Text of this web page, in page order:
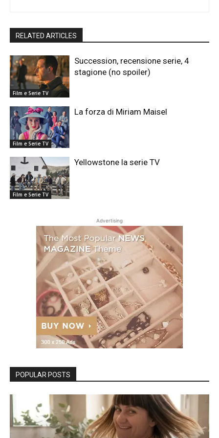
RELATED ARTICLES
Film e Serie TV
Succession, recensione serie, 4
stagione (no spoiler)
Film e Serie TV
La forza di Miriam Maisel
Film e Serie TV
Yellowstone la serie TV
Advertising
POPULAR POSTS